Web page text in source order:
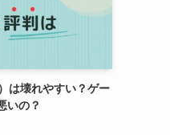
は壊れやすい？ゲー
いの？